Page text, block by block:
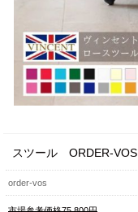
スツール ORDER-VOS
order-vos